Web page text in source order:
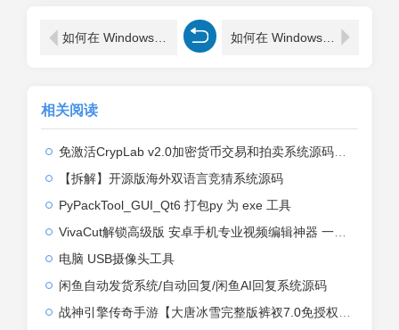
如何在 Windows 10 的 Win + X 菜单上添加命令提示符或 Windows PowerShell 命令？ 如何在 Windows 10 上下文菜单中添加安全删除选项？
相关阅读
免激活CrypLab v2.0加密货币交易和拍卖系统源码，前台新增中文后台全部汉化
【拆解】开源版海外双语言竞猜系统源码
PyPackTool_GUI_Qt6 打包py 为 exe 工具
VivaCut解锁高级版 安卓手机专业视频编辑神器 一键式AI加持
电脑 USB摄像头工具
闲鱼自动发货系统/自动回复/闲鱼AI回复系统源码
战神引擎传奇手游【大唐冰雪完整版裤衩7.0免授权】2026整理特色服务端+寒冬之城+万象古城+天威大陆+大唐盛世【站长亲测】